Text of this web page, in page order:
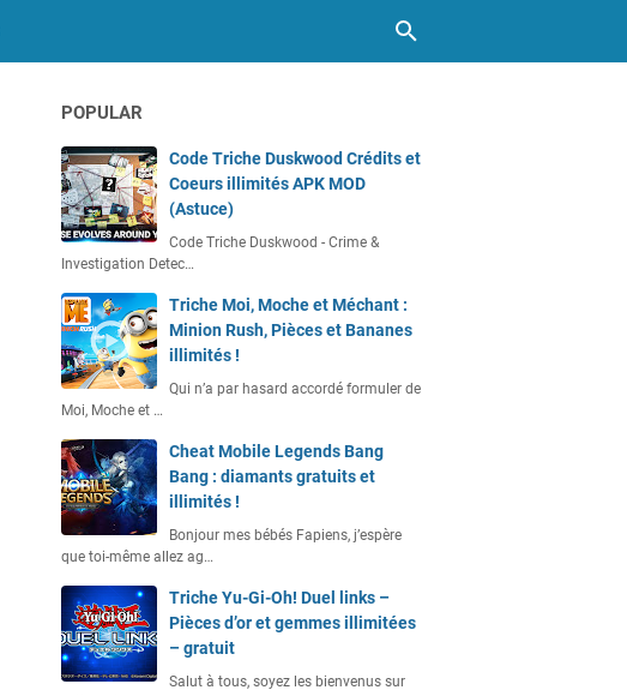
POPULAR
Code Triche Duskwood Crédits et
Coeurs illimités APK MOD
(Astuce)
Code Triche Duskwood - Crime &
Investigation Detec…
Triche Moi, Moche et Méchant :
Minion Rush, Pièces et Bananes
illimités !
Qui n’a par hasard accordé formuler de
Moi, Moche et …
Cheat Mobile Legends Bang
Bang : diamants gratuits et
illimités !
Bonjour mes bébés Fapiens, j’espère
que toi-même allez ag…
Triche Yu-Gi-Oh! Duel links –
Pièces d’or et gemmes illimitées
– gratuit
Salut à tous, soyez les bienvenus sur